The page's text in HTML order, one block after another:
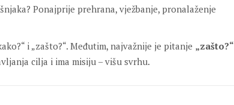
Ponajprije prehrana, vježbanje, pronalaženje
i „zašto?“. Međutim, najvažnije je pitanje „zašto?“
cilja i ima misiju – višu svrhu.